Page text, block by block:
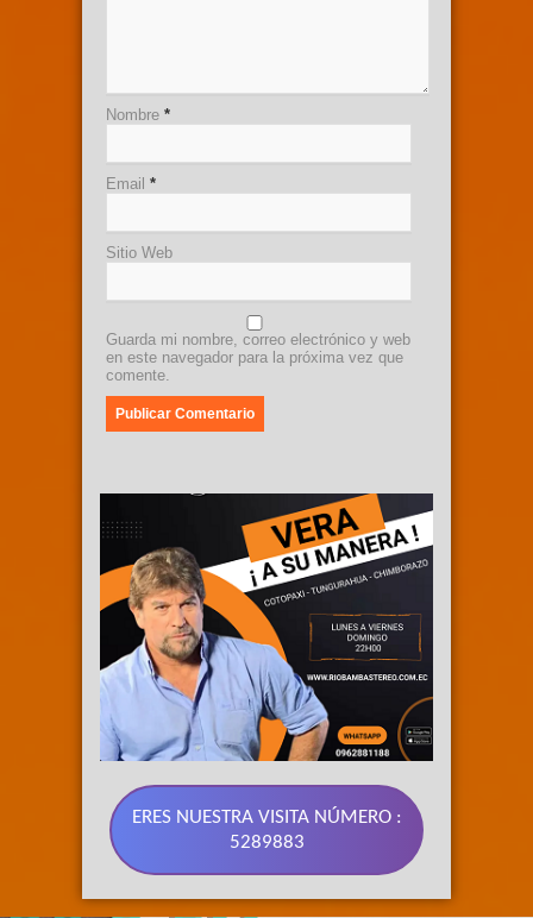
Nombre *
Email *
Sitio Web
Guarda mi nombre, correo electrónico y web
en este navegador para la próxima vez que
comente.
ERES NUESTRA VISITA NÚMERO :
5289883